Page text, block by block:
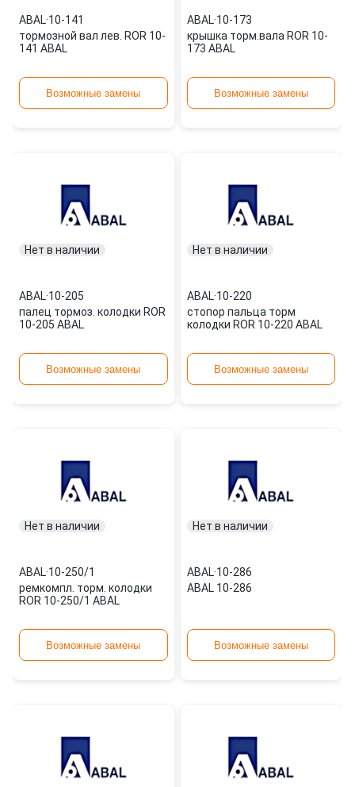
ABAL·10-141
тормозной вал лев. ROR 10-
141 ABAL
Возможные замены
ABAL·10-173
крышка торм.вала ROR 10-
173 ABAL
Возможные замены
Нет в наличии
ABAL·10-205
палец тормоз. колодки ROR
10-205 ABAL
Возможные замены
Нет в наличии
ABAL·10-220
стопор пальца торм
колодки ROR 10-220 ABAL
Возможные замены
Нет в наличии
ABAL·10-250/1
ремкомпл. торм. колодки
ROR 10-250/1 ABAL
Возможные замены
Нет в наличии
ABAL·10-286
ABAL 10-286
Возможные замены